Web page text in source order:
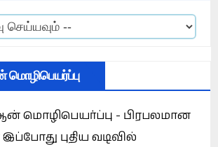
மொழிபெயர்ப்பு
மொழிபெயர்ப்பு - பிரபலமான
இப்போது புதிய வடிவில்